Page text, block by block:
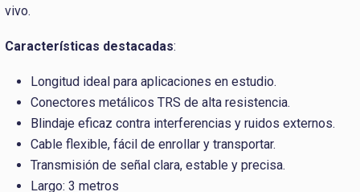
vivo.
Características destacadas:
Longitud ideal para aplicaciones en estudio.
Conectores metálicos TRS de alta resistencia.
Blindaje eficaz contra interferencias y ruidos externos.
Cable flexible, fácil de enrollar y transportar.
Transmisión de señal clara, estable y precisa.
Largo: 3 metros